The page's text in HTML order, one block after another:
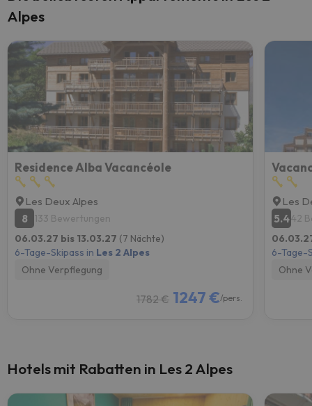
Alpes
Residence Alba Vacancéole
Les Deux Alpes
8
133 Bewertungen
06.03.27 bis 13.03.27 (7 Nächte)
6-Tage-Skipass in Les 2 Alpes
Ohne Verpflegung
1782 € 1247 €/pers.
Les
5.442
6-Tage-
Ohne
Hotels mit Rabatten in Les 2 Alpes